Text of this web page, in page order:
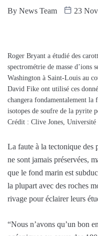
By News Team 23
Roger Bryant a étudié des
spectrométrie de masse d’ions
Washington à Saint-Louis au
David Fike ont utilisé ces
changera fondamentalement
isotopes de soufre de la pyrite
Crédit : Clive Jones,
La faute à la tectonique des
ne sont jamais préservées,
que le fond marin est
la plupart avec des roches
rivage pour éclairer leurs
“Nous n’avons qu’un bon